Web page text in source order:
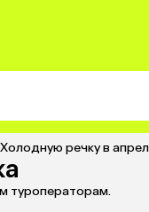
речку в
туроператорам.